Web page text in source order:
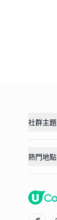
社群主題
熱門地點